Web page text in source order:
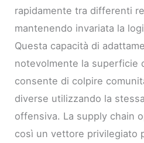
rapidamente tra differenti
mantenendo invariata la
Questa capacità di
notevolmente la superficie
consente di colpire
diverse utilizzando la
offensiva. La supply chain
così un vettore privilegiato